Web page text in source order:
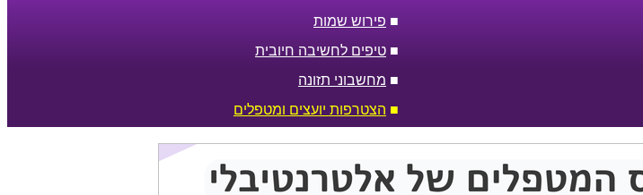
■ פירוש שמות
■ טיפים לחשיבה חיובית
■ מחשבוני תזונה
■ הצטרפות יועצים ומטפלים